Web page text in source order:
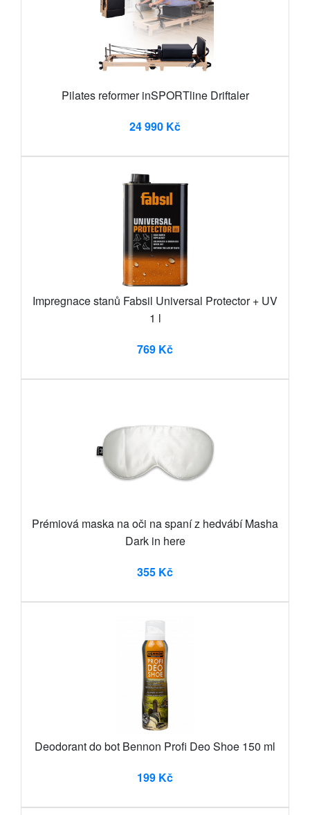
Pilates reformer inSPORTline Driftaler
24 990 Kč
Impregnace stanů Fabsil Universal Protector + UV
1 l
769 Kč
Prémiová maska na oči na spaní z hedvábí Masha
Dark in here
355 Kč
Deodorant do bot Bennon Profi Deo Shoe 150 ml
199 Kč